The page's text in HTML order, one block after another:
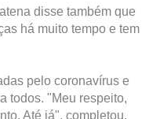
disse também que
há muito tempo e tem
pelo coronavírus e
todos. "Meu respeito,
Até já", completou.